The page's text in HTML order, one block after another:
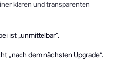
klaren und transparenten
ist „unmittelbar“.
„nach dem nächsten Upgrade“.